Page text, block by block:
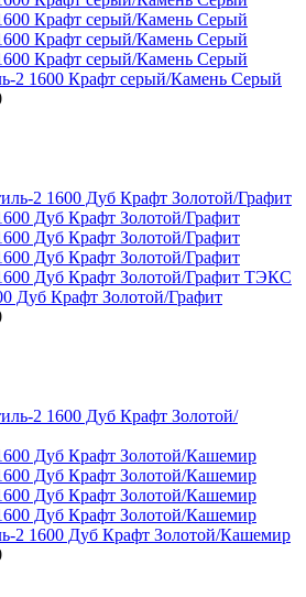
1600 Крафт серый/Камень Серый
ТЭКС
Дуб Крафт Золотой/Графит
1600 Дуб Крафт Золотой/Кашемир